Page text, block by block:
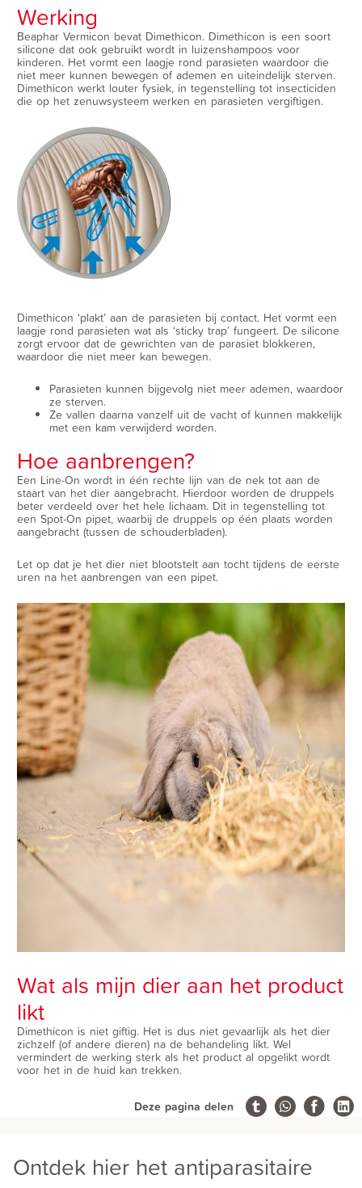
Werking
Beaphar Vermicon bevat Dimethicon. Dimethicon is een soort
silicone dat ook gebruikt wordt in luizenshampoos voor
kinderen. Het vormt een laagje rond parasieten waardoor die
niet meer kunnen bewegen of ademen en uiteindelijk sterven.
Dimethicon werkt louter fysiek, in tegenstelling tot insecticiden
die op het zenuwsysteem werken en parasieten vergiftigen.
Dimethicon ‘plakt’ aan de parasieten bij contact. Het vormt een
laagje rond parasieten wat als ‘sticky trap’ fungeert. De silicone
zorgt ervoor dat de gewrichten van de parasiet blokkeren,
waardoor die niet meer kan bewegen.
Parasieten kunnen bijgevolg niet meer ademen, waardoor
ze sterven.
Ze vallen daarna vanzelf uit de vacht of kunnen makkelijk
met een kam verwijderd worden.
Hoe aanbrengen?
Een Line-On wordt in één rechte lijn van de nek tot aan de
staart van het dier aangebracht. Hierdoor worden de druppels
beter verdeeld over het hele lichaam. Dit in tegenstelling tot
een Spot-On pipet, waarbij de druppels op één plaats worden
aangebracht (tussen de schouderbladen).
Let op dat je het dier niet blootstelt aan tocht tijdens de eerste
uren na het aanbrengen van een pipet.
Wat als mijn dier aan het product
likt
Dimethicon is niet giftig. Het is dus niet gevaarlijk als het dier
zichzelf (of andere dieren) na de behandeling likt. Wel
vermindert de werking sterk als het product al opgelikt wordt
voor het in de huid kan trekken.
Deze pagina delen
Ontdek hier het antiparasitaire